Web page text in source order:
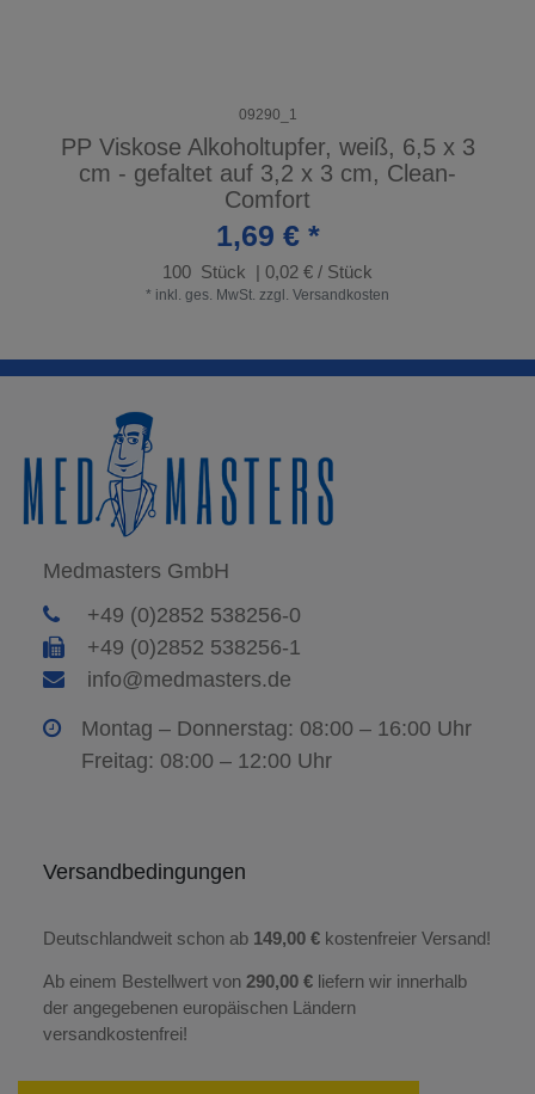
09290_1
PP Viskose Alkoholtupfer, weiß, 6,5 x 3
cm - gefaltet auf 3,2 x 3 cm, Clean-
Comfort
1,69 € *
100 Stück | 0,02 € / Stück
* inkl. ges. MwSt. zzgl. Versandkosten
Medmasters GmbH
+49 (0)2852 538256-0
+49 (0)2852 538256-1
info@medmasters.de
Montag – Donnerstag: 08:00 – 16:00 Uhr
Freitag: 08:00 – 12:00 Uhr
Versandbedingungen
Deutschlandweit schon ab 149,00 € kostenfreier Versand!
Ab einem Bestellwert von 290,00 € liefern wir innerhalb
der angegebenen europäischen Ländern
versandkostenfrei!